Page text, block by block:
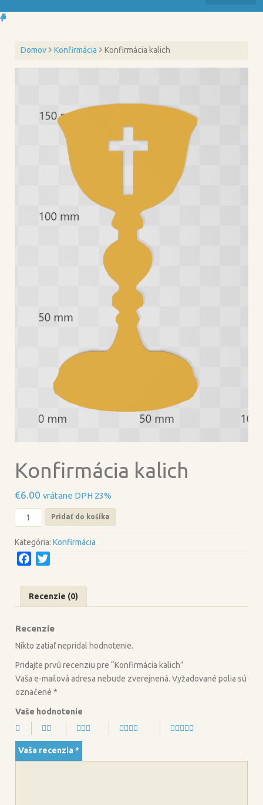
Domov Konfirmácia Konfirmácia kalich
Konfirmácia kalich
€6.00 vrátane DPH 23%
množstvo
Konfirmácia
kalich
Pridať do košíka
Kategória: Konfirmácia
c
e
o
o
i
t
e
r
Recenzie (0)
Recenzie
Nikto zatiaľ nepridal hodnotenie.
Pridajte prvú recenziu pre “Konfirmácia kalich”
Vaša e-mailová adresa nebude zverejnená. Vyžadované polia sú
označené *
Vaše hodnotenie
Vaša recenzia *